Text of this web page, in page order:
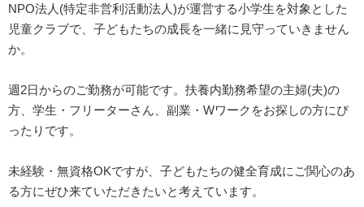
NPO法人(特定非営利活動法人)が運営する小学生を対象とした
児童クラブで、子どもたちの成長を一緒に見守っていきません
か。
週2日からのご勤務が可能です。扶養内勤務希望の主婦(夫)の
方、学生・フリーターさん、副業・Wワークをお探しの方にぴ
ったりです。
未経験・無資格OKですが、子どもたちの健全育成にご関心のあ
る方にぜひ来ていただきたいと考えています。